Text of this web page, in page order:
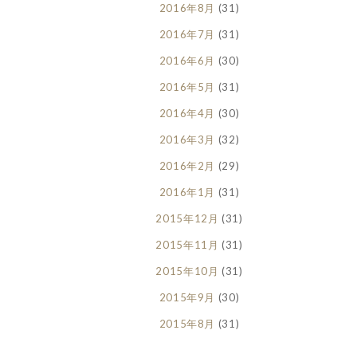
2016年8月 (31)
2016年7月 (31)
2016年6月 (30)
2016年5月 (31)
2016年4月 (30)
2016年3月 (32)
2016年2月 (29)
2016年1月 (31)
2015年12月 (31)
2015年11月 (31)
2015年10月 (31)
2015年9月 (30)
2015年8月 (31)